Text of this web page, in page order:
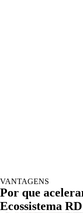
VANTAGENS
Por que
Ecossistema